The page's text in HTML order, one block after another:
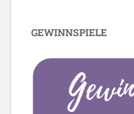
GEWINNSPIELE